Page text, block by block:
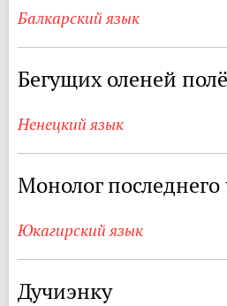
Балкарский язык
Бегущих оленей
Ненецкий язык
Монолог
Юкагирский язык
Дучиэнку